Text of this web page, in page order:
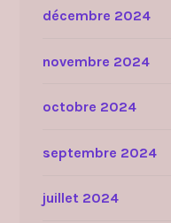
décembre 2024
novembre 2024
octobre 2024
septembre 2024
juillet 2024